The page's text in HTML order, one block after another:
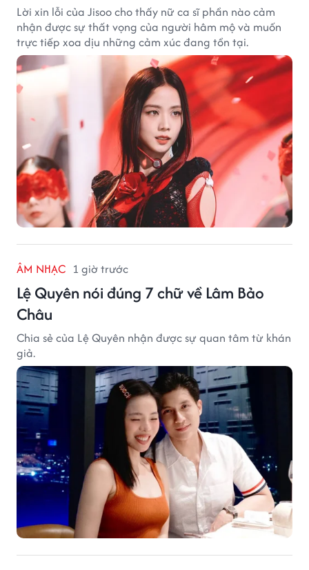
Lời xin lỗi của Jisoo cho thấy nữ ca sĩ phần nào cảm
nhận được sự thất vọng của người hâm mộ và muốn
trực tiếp xoa dịu những cảm xúc đang tồn tại.
ÂM NHẠC 1 giờ trước
Lệ Quyên nói đúng 7 chữ về Lâm Bảo
Châu
Chia sẻ của Lệ Quyên nhận được sự quan tâm từ khán
giả.